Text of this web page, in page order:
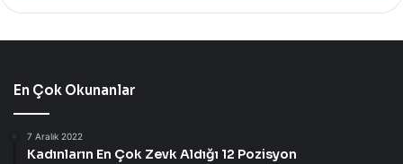
En Çok Okunanlar
7 Aralık 2022
Kadınların En Çok Zevk Aldığı 12 Pozisyon